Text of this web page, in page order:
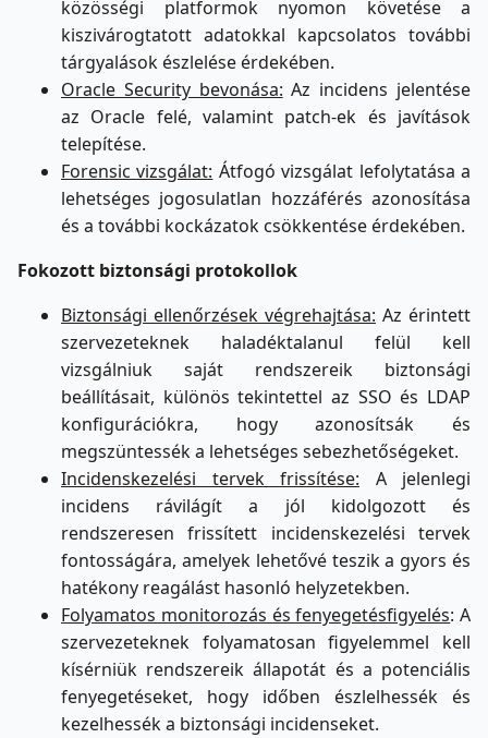
közösségi platformok nyomon követése a
kiszivárogtatott adatokkal kapcsolatos további
tárgyalások észlelése érdekében.
Oracle Security bevonása: Az incidens jelentése
az Oracle felé, valamint patch-ek és javítások
telepítése.
Forensic vizsgálat: Átfogó vizsgálat lefolytatása a
lehetséges jogosulatlan hozzáférés azonosítása
és a további kockázatok csökkentése érdekében.
Fokozott biztonsági protokollok
Biztonsági ellenőrzések végrehajtása: Az érintett
szervezeteknek haladéktalanul felül kell
vizsgálniuk saját rendszereik biztonsági
beállításait, különös tekintettel az SSO és LDAP
konfigurációkra, hogy azonosítsák és
megszüntessék a lehetséges sebezhetőségeket.
Incidenskezelési tervek frissítése: A jelenlegi
incidens rávilágít a jól kidolgozott és
rendszeresen frissített incidenskezelési tervek
fontosságára, amelyek lehetővé teszik a gyors és
hatékony reagálást hasonló helyzetekben.
Folyamatos monitorozás és fenyegetésfigyelés: A
szervezeteknek folyamatosan figyelemmel kell
kísérniük rendszereik állapotát és a potenciális
fenyegetéseket, hogy időben észlelhessék és
kezelhessék a biztonsági incidenseket.